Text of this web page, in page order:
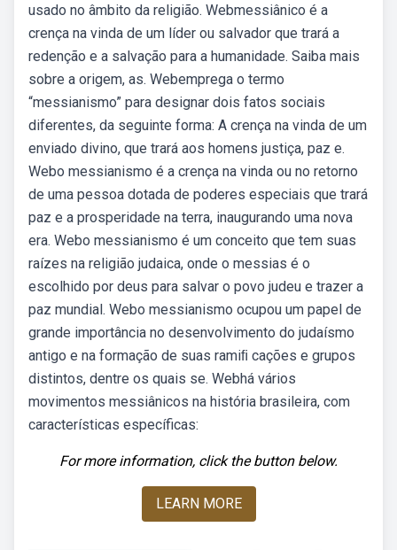
usado no âmbito da religião. Webmessiânico é a
crença na vinda de um líder ou salvador que trará a
redenção e a salvação para a humanidade. Saiba mais
sobre a origem, as. Webemprega o termo
“messianismo” para designar dois fatos sociais
diferentes, da seguinte forma: A crença na vinda de um
enviado divino, que trará aos homens justiça, paz e.
Webo messianismo é a crença na vinda ou no retorno
de uma pessoa dotada de poderes especiais que trará
paz e a prosperidade na terra, inaugurando uma nova
era. Webo messianismo é um conceito que tem suas
raízes na religião judaica, onde o messias é o
escolhido por deus para salvar o povo judeu e trazer a
paz mundial. Webo messianismo ocupou um papel de
grande importância no desenvolvimento do judaísmo
antigo e na formação de suas ramiﬁ cações e grupos
distintos, dentre os quais se. Webhá vários
movimentos messiânicos na história brasileira, com
características específicas:
For more information, click the button below.
LEARN MORE